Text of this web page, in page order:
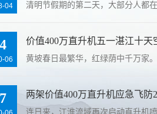
04 清明节假期的第二天，大部分人
06
价值400万直升机五一湛江十天
黄坡春日最繁华，红绿荫中千万
两架价值400万直升机应急飞防
连日来，江淮流域再次启动直升